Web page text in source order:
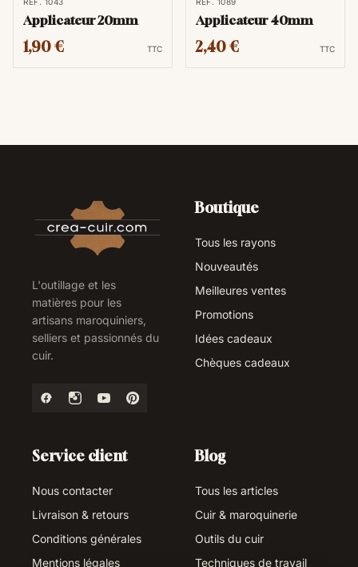
RÉF. 1043
Applicateur 20mm
1,90 € TTC
RÉF. 1089
Applicateur 40mm
2,40 € TTC
L'outillage et les
matières pour les
artisans maroquiniers,
selliers et passionnés du
cuir.
Boutique
Tous les rayons
Nouveautés
Meilleures ventes
Promotions
Idées cadeaux
Chèques cadeaux
Service client
Nous contacter
Livraison & retours
Conditions générales
Mentions légales
Blog
Tous les articles
Cuir & maroquinerie
Outils du cuir
Techniques de travail